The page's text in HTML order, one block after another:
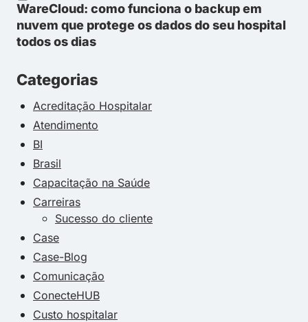
WareCloud: como funciona o backup em
nuvem que protege os dados do seu hospital
todos os dias
Categorias
Acreditação Hospitalar
Atendimento
BI
Brasil
Capacitação na Saúde
Carreiras
Sucesso do cliente
Case
Case-Blog
Comunicação
ConecteHUB
Custo hospitalar